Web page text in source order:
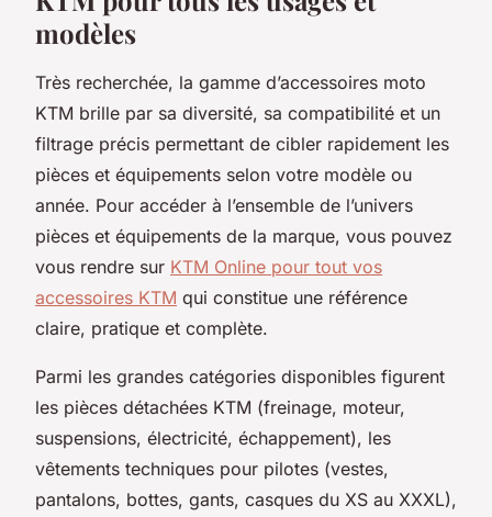
modèles
Très recherchée, la gamme d’accessoires moto
KTM brille par sa diversité, sa compatibilité et un
filtrage précis permettant de cibler rapidement les
pièces et équipements selon votre modèle ou
année. Pour accéder à l’ensemble de l’univers
pièces et équipements de la marque, vous pouvez
vous rendre sur KTM Online pour tout vos
accessoires KTM qui constitue une référence
claire, pratique et complète.
Parmi les grandes catégories disponibles figurent
les pièces détachées KTM (freinage, moteur,
suspensions, électricité, échappement), les
vêtements techniques pour pilotes (vestes,
pantalons, bottes, gants, casques du XS au XXXL),